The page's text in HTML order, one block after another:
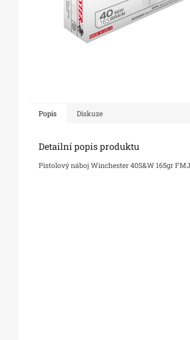
Popis Diskuze
Detailní popis produktu
Pistolový náboj Winchester 40S&W 165gr